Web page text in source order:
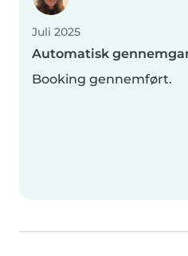
Juli 2025
Automatisk
Booking gennemført.